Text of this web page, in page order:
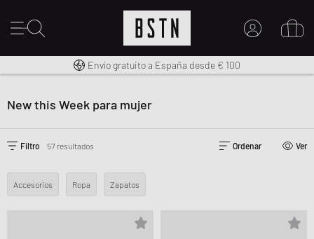
MI CUENTA
Envío gratuito a España desde € 100
Premium Sportswear
Derecho a la devolución en 14 días
New this Week para mujer
Filtro 57 resultados Ordenar Ver
Accesorios Ropa Zapatos